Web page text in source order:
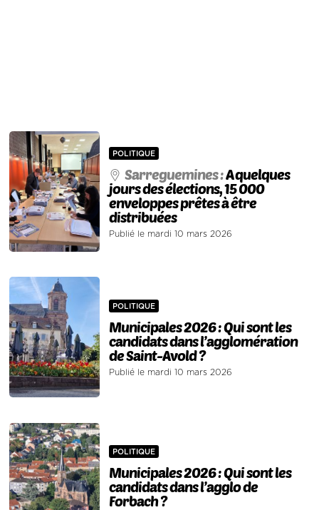
POLITIQUE
Sarreguemines :A quelques
jours des élections, 15 000
enveloppes prêtes à être
distribuées
Publié le mardi 10 mars 2026
POLITIQUE
Municipales 2026 : Qui sont les
candidats dans l’agglomération
de Saint-Avold ?
Publié le mardi 10 mars 2026
POLITIQUE
Municipales 2026 : Qui sont les
candidats dans l’agglo de
Forbach ?